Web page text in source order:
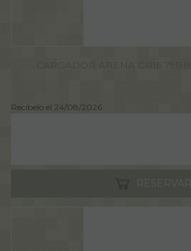
CARGADOR ARENA GR16
Recíbelo el 24/08/2026
RESERVAR